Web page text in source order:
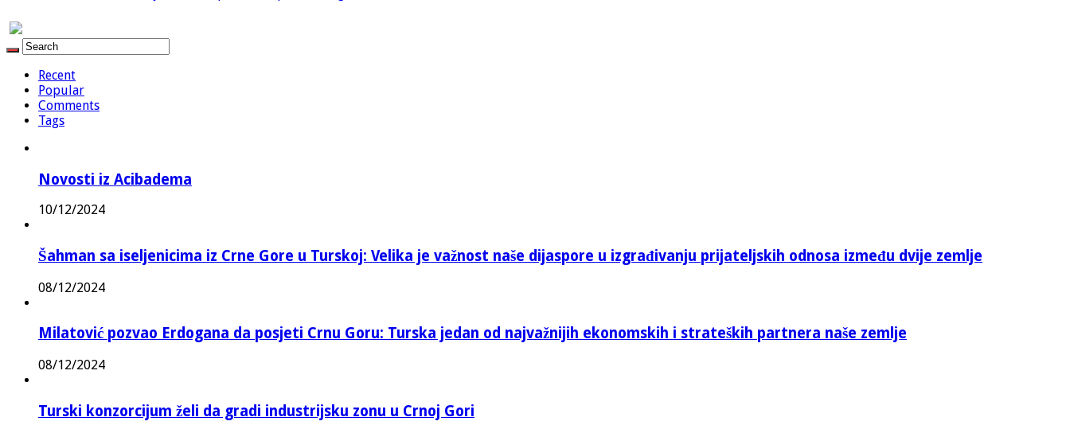
Recent
Popular
Comments
Tags
Novosti iz Acibadema
10/12/2024
Šahman sa iseljenicima iz Crne Gore u Turskoj: Velika je važnost naše dijaspore u izgrađivanju prijateljskih odnosa između dvije zemlje
08/12/2024
Milatović pozvao Erdogana da posjeti Crnu Goru: Turska jedan od najvažnijih ekonomskih i strateških partnera naše zemlje
08/12/2024
Turski konzorcijum želi da gradi industrijsku zonu u Crnoj Gori